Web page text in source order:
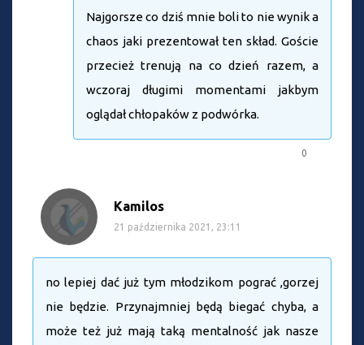
Najgorsze co dziś mnie boli to nie wynik a
chaos jaki prezentował ten skład. Goście
przecież trenują na co dzień razem, a
wczoraj długimi momentami jakbym
oglądał chłopaków z podwórka.
0
Kamilos
21 października 2021, 23:11
no lepiej dać już tym młodzikom pograć ,gorzej
nie będzie. Przynajmniej będą biegać chyba, a
może też już mają taką mentalność jak nasze